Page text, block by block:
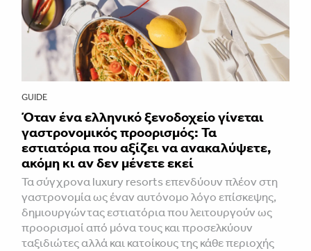
GUIDE
Όταν ένα ελληνικό ξενοδοχείο γίνεται
γαστρονομικός προορισμός: Τα
εστιατόρια που αξίζει να ανακαλύψετε,
ακόμη κι αν δεν μένετε εκεί
Τα σύγχρονα luxury resorts επενδύουν πλέον στη
γαστρονομία ως έναν αυτόνομο λόγο επίσκεψης,
δημιουργώντας εστιατόρια που λειτουργούν ως
προορισμοί από μόνα τους και προσελκύουν
ταξιδιώτες αλλά και κατοίκους της κάθε περιοχής